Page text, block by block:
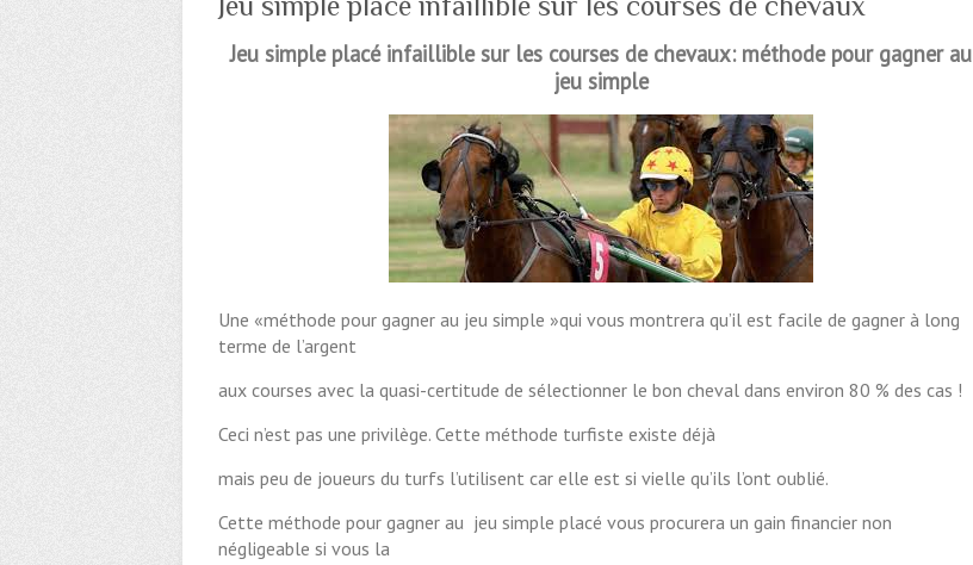
Jeu simple placé infaillible sur les courses de chevaux: méthode pour gagner au
jeu simple
Une «méthode pour gagner au jeu simple »qui vous montrera qu’il est facile de gagner à long
terme de l’argent
aux courses avec la quasi-certitude de sélectionner le bon cheval dans environ 80 % des cas !
Ceci n’est pas une privilège. Cette méthode turfiste existe déjà
mais peu de joueurs du turfs l’utilisent car elle est si vielle qu’ils l’ont oublié.
Cette méthode pour gagner au jeu simple placé vous procurera un gain financier non
négligeable si vous la